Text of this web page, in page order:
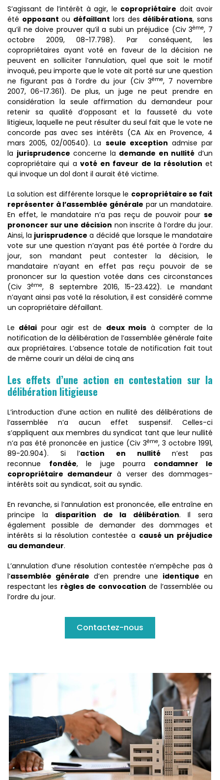
S’agissant de l’intérêt à agir, le copropriétaire doit avoir
été opposant ou défaillant lors des délibérations, sans
qu’il ne doive prouver qu’il a subi un préjudice (Civ 3ème, 7
octobre 2009, 08-17.798). Par conséquent, les
copropriétaires ayant voté en faveur de la décision ne
peuvent en solliciter l’annulation, quel que soit le motif
invoqué, peu importe que le vote ait porté sur une question
ne figurant pas à l’ordre du jour (Civ 3ème, 7 novembre
2007, 06-17.361). De plus, un juge ne peut prendre en
considération la seule affirmation du demandeur pour
retenir sa qualité d’opposant et la fausseté du vote
litigieux, laquelle ne peut résulter du seul fait que le vote ne
concorde pas avec ses intérêts (CA Aix en Provence, 4
mars 2005, 02/00540). La seule exception admise par
la jurisprudence concerne la demande en nullité d’un
copropriétaire qui avoté en faveur de la résolution et
qui invoque un dol dont il aurait été victime.
La solution est différente lorsque le copropriétaire se fait
représenter à l’assemblée générale par un mandataire.
En effet, le mandataire n’a pas reçu de pouvoir pour se
prononcer sur une décision non inscrite à l’ordre du jour.
Ainsi, la jurisprudence a décidé que lorsque le mandataire
vote sur une question n’ayant pas été portée à l’ordre du
jour, son mandant peut contester la décision, le
mandataire n’ayant en effet pas reçu pouvoir de se
prononcer sur la question votée dans ces circonstances
(Civ 3ème, 8 septembre 2016, 15-23.422). Le mandant
n’ayant ainsi pas voté la résolution, il est considéré comme
un copropriétaire défaillant.
Le délai pour agir est de deux mois à compter de la
notification de la délibération de l’assemblée générale faite
aux propriétaires. L’absence totale de notification fait tout
de même courir un délai de cinq ans
Les effets d’une action en contestation sur la
délibération litigieuse
L’introduction d’une action en nullité des délibérations de
l’assemblée n’a aucun effet suspensif. Celles-ci
s’appliquent aux membres du syndicat tant que leur nullité
n’a pas été prononcée en justice (Civ 3ème, 3 octobre 1991,
89-20.904). Si l’action en nullitén’est pas
reconnue fondée, le juge pourra condamner le
copropriétaire demandeur à verser des dommages-
intérêts soit au syndicat, soit au syndic.
En revanche, si l’annulation est prononcée, elle entraîne en
principe la disparition de la délibération. Il sera
également possible de demander des dommages et
intérêts si la résolution contestée a causé un préjudice
au demandeur.
L’annulation d’une résolution contestée n’empêche pas à
l’assemblée générale d’en prendre une identique en
respectant les règles de convocation de l’assemblée ou
l’ordre du jour.
Contactez-nous